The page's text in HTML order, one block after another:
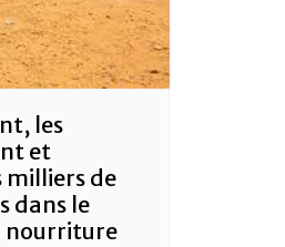
les
et
milliers de
dans le
nourriture